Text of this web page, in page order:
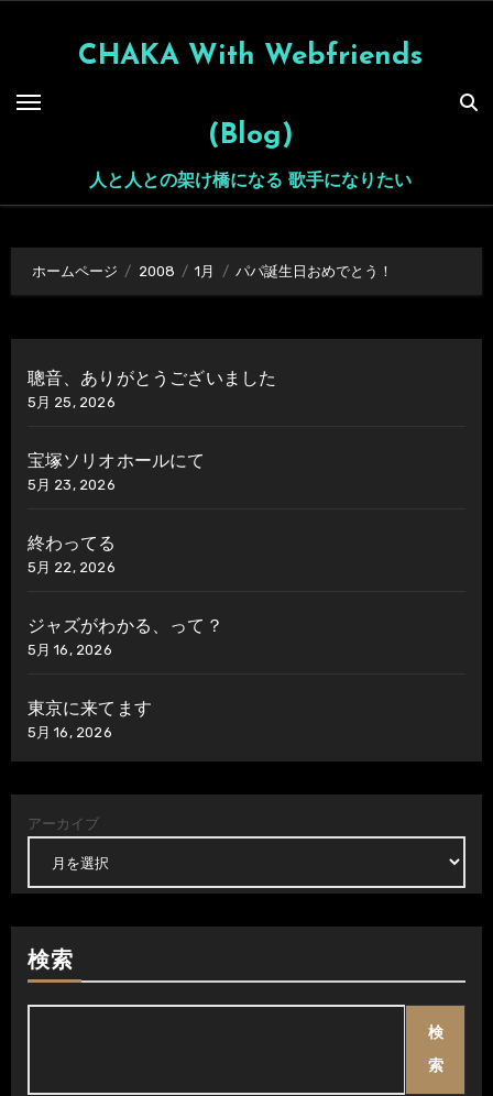
CHAKA With Webfriends
(Blog)
人と人との架け橋になる 歌手になりたい
ホームページ 2008 1月 パパ誕生日おめでとう！
聰音、ありがとうございました
5月 25, 2026
宝塚ソリオホールにて
5月 23, 2026
終わってる
5月 22, 2026
ジャズがわかる、って？
5月 16, 2026
東京に来てます
5月 16, 2026
アーカイブ
検索
検
索